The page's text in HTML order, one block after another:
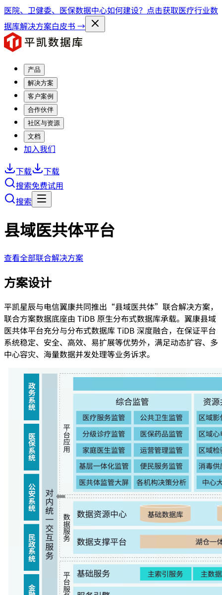
医院、卫健委、医保数据中心如何建设？点击获取医疗行业数
据库解决方案白皮书 →
产品
解决方案
客户案例
合作伙伴
社区与资源
文档
加入我们
下载
下载
搜索免费试用
搜索
县域医共体平台
查看全部联合解决方案
方案设计
平凯星辰与电信翼康共同推出“县域医共体”联合解决方案，
联合方案数据底座由 TiDB 原生分布式数据库承载。翼康县域
医共体平台充分与分布式数据库 TiDB 深度融合，在保证平台
系统稳定、安全、高效、易扩展等优势外，满足动态扩容、多
中心容灾、海量数据并发处理等业务诉求。